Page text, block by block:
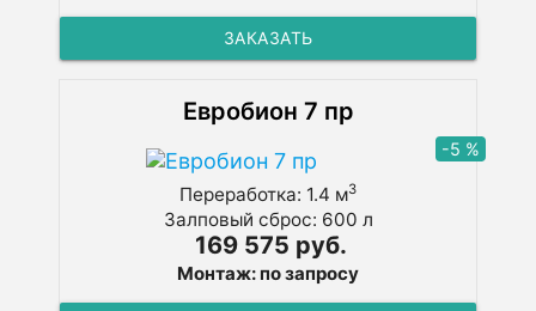
ЗАКАЗАТЬ
Евробион 7 пр
-5 %
Переработка: 1.4 м3
Залповый сброс: 600 л
169 575 руб.
Монтаж: по запросу